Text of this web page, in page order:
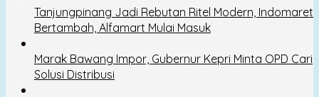
Tanjungpinang Jadi Rebutan Ritel Modern, Indomaret
Bertambah, Alfamart Mulai Masuk
Marak Bawang Impor, Gubernur Kepri Minta OPD Cari
Solusi Distribusi